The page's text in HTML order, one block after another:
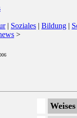
| Soziales | Bildung |
>